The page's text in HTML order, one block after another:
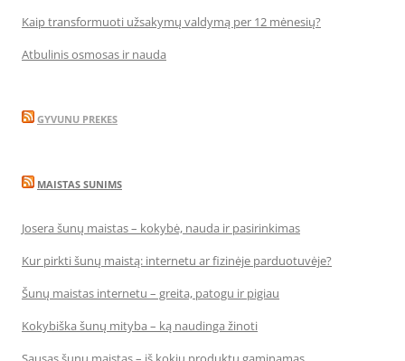
Kaip transformuoti užsakymų valdymą per 12 mėnesių?
Atbulinis osmosas ir nauda
GYVUNU PREKES
MAISTAS SUNIMS
Josera šunų maistas – kokybė, nauda ir pasirinkimas
Kur pirkti šunų maistą: internetu ar fizinėje parduotuvėje?
Šunų maistas internetu – greita, patogu ir pigiau
Kokybiška šunų mityba – ką naudinga žinoti